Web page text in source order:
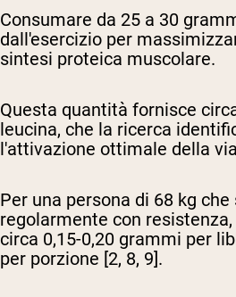
Consumare da 25 a 30
dall'esercizio per
sintesi proteica muscolare.
Questa quantità fornisce
leucina, che la ricerca
l'attivazione ottimale della
Per una persona di 68 kg che
regolarmente con
circa 0,15-0,20 grammi per
per porzione [2, 8, 9].